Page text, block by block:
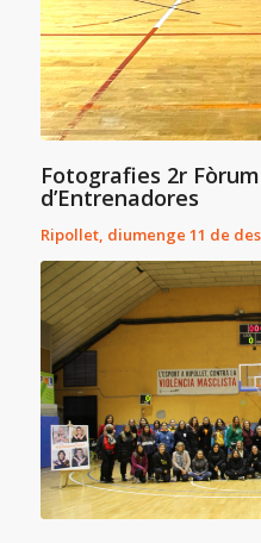
Fotografies 2r
d’Entrenadores
Ripollet, diumenge 11 de